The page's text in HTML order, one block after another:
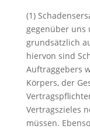
(1)
gegenüber uns
grundsätzlich
hiervon sind
Auftraggebers
Körpers, der
Vertragszieles
müssen.